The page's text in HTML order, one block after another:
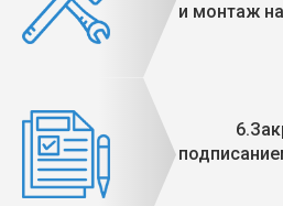
и монтаж